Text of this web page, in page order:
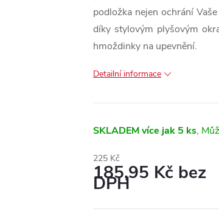
podložka nejen ochrání
díky stylovým plyšovým
hmoždinky na upevnění.
Detailní informace
SKLADEMvíce jak 5 ks
225 Kč
185,95 Kč bez
DPH
cena: